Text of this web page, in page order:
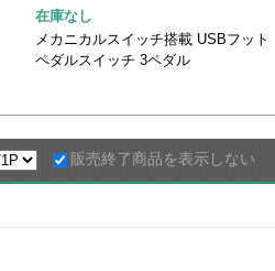
在庫なし
メカニカルスイッチ搭載 USBフット
ペダルスイッチ 3ペダル
販売終了商品を表示しない